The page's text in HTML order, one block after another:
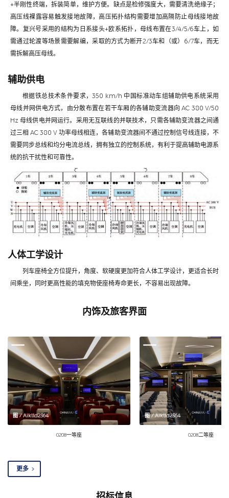
+半刚性终端，拆装简单，维护方便。缺点是检修强度大，需要清洗绝缘子；
高压线裸露容易触发接地故障，高压拓扑结构需要增加高隔防止母线接地故
障。复兴号采用的结构为日系接头+欧系拓扑，母线布置在3/4/5/6车上，如
需通过轮渡等场景需要解编，采取的方式为断开2/3车和（或）6/7车，而无
需拆解高压母线。
辅助供电
根据铁总技术条件要求，350 km/h 中国标准动车组辅助供电系统采用
母线并网供电方式，由分散布置在若干车厢的各辅助变流器向 AC 380 V/50
Hz 母线供电并网运行。采用无互联线的并联技术，只需各辅助变流器之间通
过三相 AC 380 V 功率母线相连，各辅助变流器间不通过控制信号线连接，不
需要同步总线和均分电流总线，拥有独立的控制系统，有利于提高辅助电源系
统的抗干扰性和可靠性。
人体工学设计
列车座椅全方位提升，角度、软硬度更加符合人体工学设计，更适合长时
间乘坐，同时更高性能的填充物使座椅寿命更长，不容易出现故障。
内饰及旅客界面
图 / Aiklld2364
0208一等座
图 / Aiklld2364
0208二等座
更多